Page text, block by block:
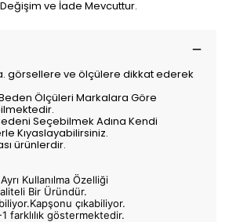
Değişim ve İade Mevcuttur.
görsellere ve ölçülere dikkat ederek
Ölçüleri Markalara Göre
Seçebilmek Adına Kendi
Kıyaslayabilirsiniz.
ürünlerdir.
Kullanılma Özelliği
Bir Üründür.
çıkabiliyor.
farklılık göstermektedir.